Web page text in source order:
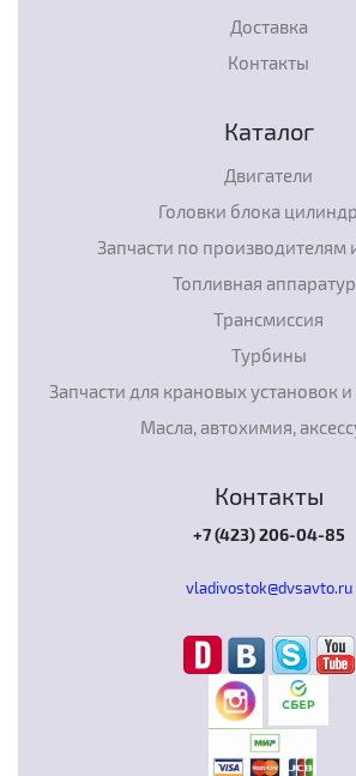
Доставка
Контакты
Каталог
Двигатели
Головки блока
Запчасти по производителям
Топливная
Трансмиссия
Турбины
Запчасти для крановых установок
Масла, автохимия,
Контакты
+7 (423) 206-04-85
vladivostok@dvsavto.ru